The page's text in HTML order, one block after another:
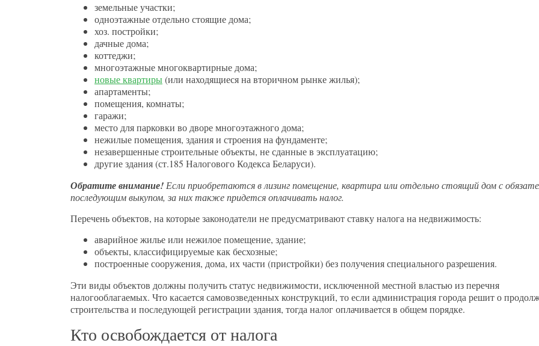
земельные участки;
одноэтажные отдельно стоящие дома;
хоз. постройки;
дачные дома;
коттеджи;
многоэтажные многоквартирные дома;
новые квартиры(или находящиеся на вторичном рынке жилья);
апартаменты;
помещения, комнаты;
гаражи;
место для парковки во дворе многоэтажного дома;
нежилые помещения, здания и строения на фундаменте;
незавершенные строительные объекты, не сданные в эксплуатацию;
другие здания (ст.185 Налогового Кодекса Беларуси).
Обратите внимание! Если приобретаются в лизинг помещение, квартира или отдельно стоящий дом с
последующим выкупом, за них также придется оплачивать налог.
Перечень объектов, на которые законодатели не предусматривают ставку налога на недвижимость:
аварийное жилье или нежилое помещение, здание;
объекты, классифицируемые как бесхозные;
построенные сооружения, дома, их части (пристройки) без получения специального разрешения.
Эти виды объектов должны получить статус недвижимости, исключенной местной властью из перечня
налогооблагаемых. Что касается самовозведенных конструкций, то если администрация города решит о
строительства и последующей регистрации здания, тогда налог оплачивается в общем порядке.
Кто освобождается от налога